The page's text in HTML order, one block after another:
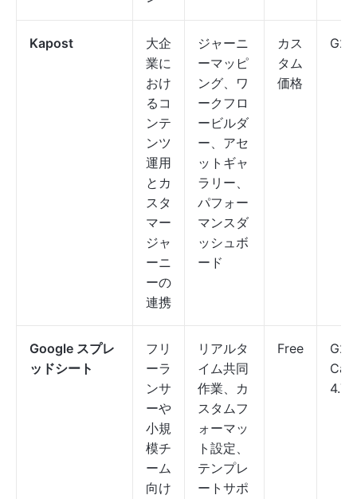
Kapost
大企
業に
おけ
るコ
ンテ
ンツ
運用
とカ
スタ
マー
ジャ
ーニ
ーの
連携
ジャーニ
ーマッピ
ング、ワ
ークフロ
ービルダ
ー、アセ
ットギャ
ラリー、
パフォー
マンスダ
ッシュボ
ード
カス
タム
価格
G2:
Google スプレ
ッドシート
フリ
ーラ
ンサ
ーや
小規
模チ
ーム
向け
リアルタ
イム共同
作業、カ
スタムフ
ォーマッ
ト設定、
テンプレ
ートサポ
Free
G2
4.7/